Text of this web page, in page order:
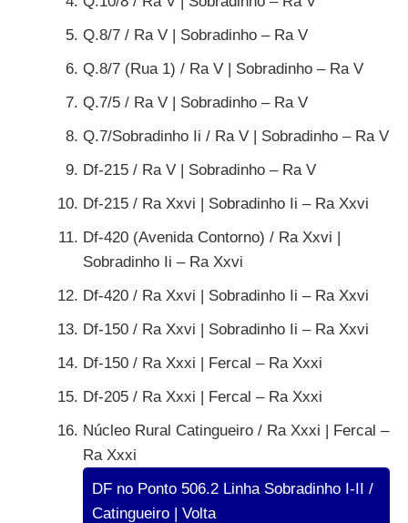
Q.8/7 / Ra V | Sobradinho – Ra V
Q.8/7 (Rua 1) / Ra V | Sobradinho – Ra V
Q.7/5 / Ra V | Sobradinho – Ra V
Q.7/Sobradinho Ii / Ra V | Sobradinho – Ra V
Df-215 / Ra V | Sobradinho – Ra V
Df-215 / Ra Xxvi | Sobradinho Ii – Ra Xxvi
Df-420 (Avenida Contorno) / Ra Xxvi |
Sobradinho Ii – Ra Xxvi
Df-420 / Ra Xxvi | Sobradinho Ii – Ra Xxvi
Df-150 / Ra Xxvi | Sobradinho Ii – Ra Xxvi
Df-150 / Ra Xxxi | Fercal – Ra Xxxi
Df-205 / Ra Xxxi | Fercal – Ra Xxxi
Núcleo Rural Catingueiro / Ra Xxxi | Fercal –
Ra Xxxi
DF no Ponto 506.2 Linha Sobradinho I-II /
Catingueiro | Volta